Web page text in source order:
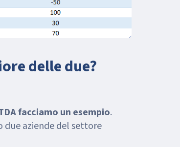
delle due?
facciamo un esempio.
aziende del settore